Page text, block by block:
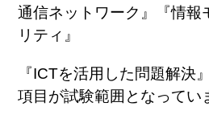
通信ネットワーク』『情報
リティ』
『ICTを活用した問題解決
項目が試験範囲となってい